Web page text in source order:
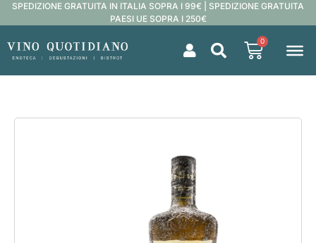
SPEDIZIONE GRATUITA IN ITALIA SOPRA I 99€ | SPEDIZIONE GRATUITA
PAESI UE SOPRA I 250€
0